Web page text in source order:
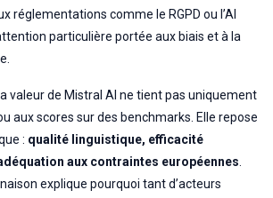
réglementations comme le RGPD ou l’AI
particulière portée aux biais et à la
valeur de Mistral AI ne tient pas uniquement
aux scores sur des benchmarks. Elle repose
: qualité linguistique, efficacité
aux contraintes européennes
explique pourquoi tant d’acteurs